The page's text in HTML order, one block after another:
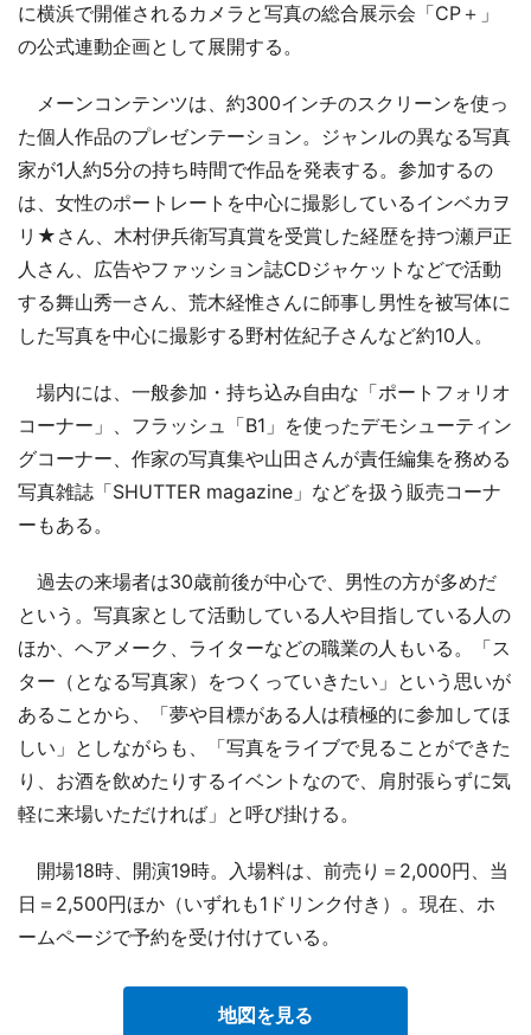
に横浜で開催されるカメラと写真の総合展示会「CP＋」
の公式連動企画として展開する。
メーンコンテンツは、約300インチのスクリーンを使っ
た個人作品のプレゼンテーション。ジャンルの異なる写真
家が1人約5分の持ち時間で作品を発表する。参加するの
は、女性のポートレートを中心に撮影しているインベカヲ
リ★さん、木村伊兵衛写真賞を受賞した経歴を持つ瀬戸正
人さん、広告やファッション誌CDジャケットなどで活動
する舞山秀一さん、荒木経惟さんに師事し男性を被写体に
した写真を中心に撮影する野村佐紀子さんなど約10人。
場内には、一般参加・持ち込み自由な「ポートフォリオ
コーナー」、フラッシュ「B1」を使ったデモシューティン
グコーナー、作家の写真集や山田さんが責任編集を務める
写真雑誌「SHUTTER magazine」などを扱う販売コーナ
ーもある。
過去の来場者は30歳前後が中心で、男性の方が多めだ
という。写真家として活動している人や目指している人の
ほか、ヘアメーク、ライターなどの職業の人もいる。「ス
ター（となる写真家）をつくっていきたい」という思いが
あることから、「夢や目標がある人は積極的に参加してほ
しい」としながらも、「写真をライブで見ることができた
り、お酒を飲めたりするイベントなので、肩肘張らずに気
軽に来場いただければ」と呼び掛ける。
開場18時、開演19時。入場料は、前売り＝2,000円、当
日＝2,500円ほか（いずれも1ドリンク付き）。現在、ホ
ームページで予約を受け付けている。
地図を見る